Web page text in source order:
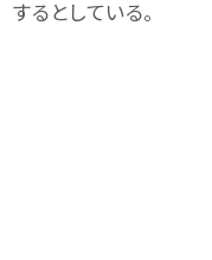
するとしている。